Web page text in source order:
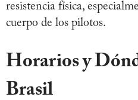
resistencia física,
cuerpo de los pilotos.
Horarios y
Brasil